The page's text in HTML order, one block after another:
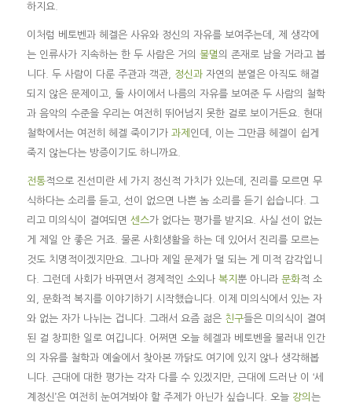
하지요.
이처럼 베토벤과 헤겔은 사유와 정신의 자유를 보여주는데, 제 생각에
는 인류사가 지속하는 한 두 사람은 거의 불멸의 존재로 남을 거라고 봅
니다. 두 사람이 다룬 주관과 객관,
정신과자연의 분열은 아직도 해결
되지 않은 문제이고, 둘 사이에서 나름의 자유를 보여준 두 사람의 철학
과 음악의 수준을 우리는 여전히 뛰어넘지 못한 걸로 보이거든요. 현대
철학에서는 여전히 헤겔 죽이기가 과제 인데, 이는 그만큼 헤겔이 쉽게
죽지 않는다는 방증이기도 하니까요.
전통적으로 진선미란 세 가지 정신적 가치가 있는데, 진리를 모르면 무
식하다는 소리를 듣고, 선이 없으면 나쁜 놈 소리를 듣기 쉽습니다. 그
리고 미의식이 결여되면 센스가 없다는 평가를 받지요. 사실 선이 없는
게 제일 안 좋은 거죠. 물론 사회생활을 하는 데 있어서 진리를 모르는
것도 치명적이겠지만요. 그나마 제일 문제가 덜 되는 게 미적 감각입니
다. 그런데 사회가 바뀌면서 경제적인 소외나 복지 뿐 아니라 문화적 소
외, 문화적 복지를 이야기하기 시작했습니다. 이제 미의식에서 있는 자
와 없는 자가 나뉘는 겁니다. 그래서 요즘 젊은 친구들은 미의식이 결여
된 걸 창피한 일로 여깁니다. 어쩌면 오늘 헤겔과 베토벤을 불러내 인간
의 자유를 철학과 예술에서 찾아본 까닭도 여기에 있지 않나 생각해봅
니다. 근대에 대한 평가는 각자 다를 수 있겠지만, 근대에 드러난 이 ‘세
계정신’은 여전히 눈여겨봐야 할 주제가 아닌가 싶습니다. 오늘 강의 는